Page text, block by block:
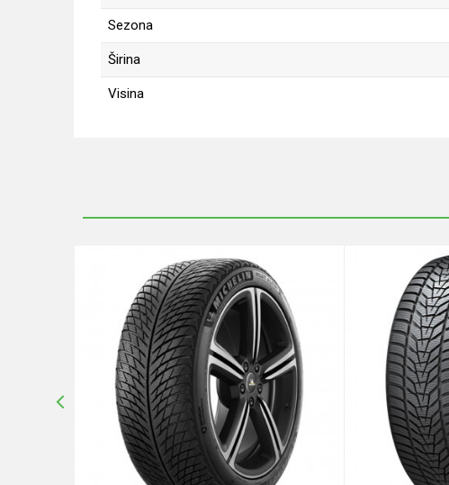
Sezona
Širina
Visina
Anti-spam zaštita - izračunajte koliko je 9 - 4 :
POŠALJI